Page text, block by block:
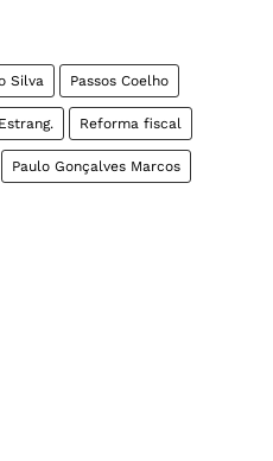
Silva Passos Coelho
Reforma fiscal
Paulo Gonçalves Marcos